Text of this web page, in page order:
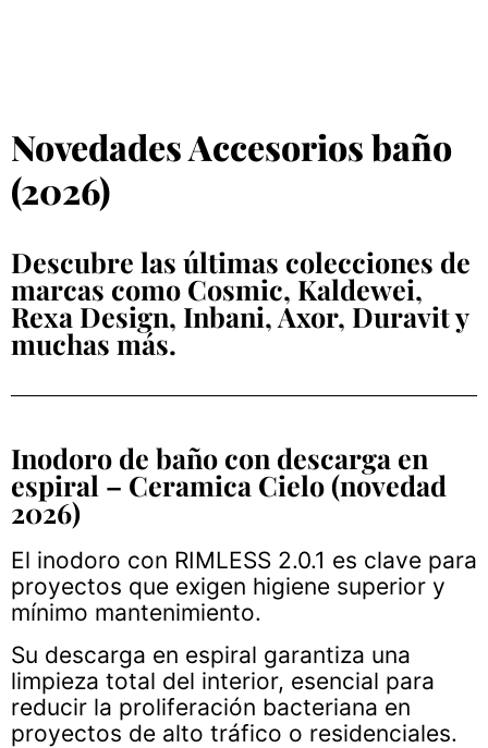
Novedades Accesorios baño
(2026)
Descubre las últimas colecciones de
marcas como Cosmic, Kaldewei,
Rexa Design, Inbani, Axor, Duravit y
muchas más.
Inodoro de baño con descarga en
espiral – Ceramica Cielo (novedad
2026)
El inodoro con RIMLESS 2.0.1 es clave para
proyectos que exigen higiene superior y
mínimo mantenimiento.
Su descarga en espiral garantiza una
limpieza total del interior, esencial para
reducir la proliferación bacteriana en
proyectos de alto tráfico o residenciales.